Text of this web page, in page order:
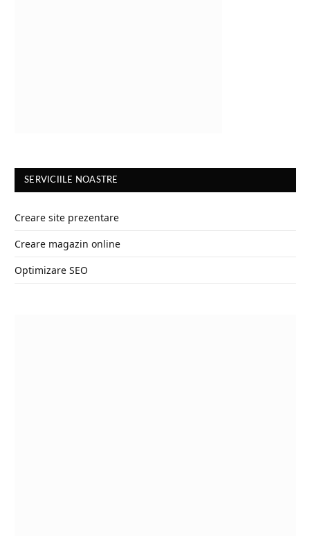
SERVICIILE NOASTRE
Creare site prezentare
Creare magazin online
Optimizare SEO